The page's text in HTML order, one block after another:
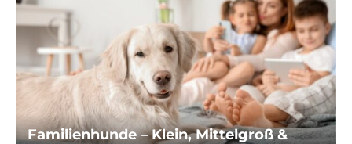
Familienhunde – Klein, Mittelgroß &